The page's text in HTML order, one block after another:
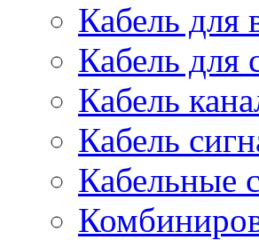
Кабель для
Кабель для
Кабель
Кабель
Кабельные